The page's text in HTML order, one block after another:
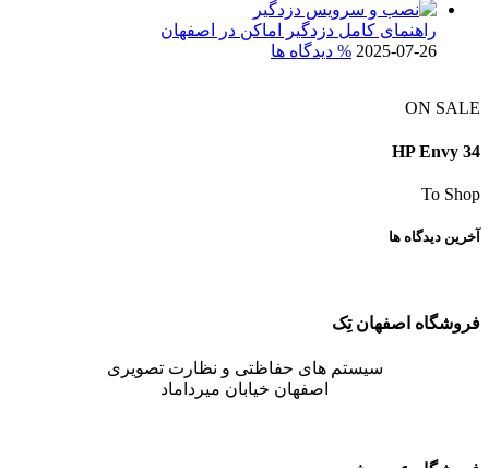
راهنمای کامل دزدگیر اماکن در اصفهان
2025-07-26 % دیدگاه ها
ON SALE
HP Envy 34
To Shop
آخرین دیدگاه ها
فروشگاه اصفهان تِک
سیستم های حفاظتی و نظارت تصویری
اصفهان خیابان میرداماد